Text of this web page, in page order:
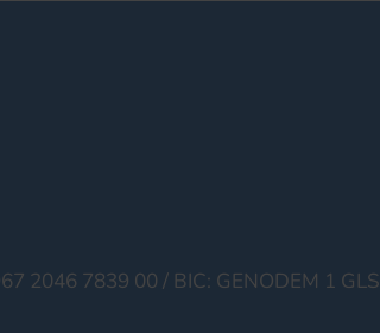
2046 7839 00 / BIC: GENODEM 1 GLS